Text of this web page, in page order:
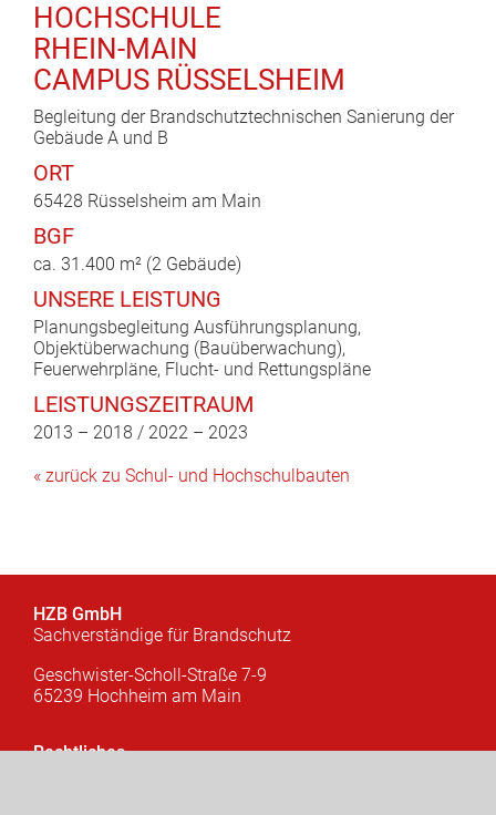
HOCHSCHULE
RHEIN-MAIN
CAMPUS RÜSSELSHEIM
Begleitung der Brandschutztechnischen Sanierung der
Gebäude A und B
ORT
65428 Rüsselsheim am Main
BGF
ca. 31.400 m² (2 Gebäude)
UNSERE LEISTUNG
Planungsbegleitung Ausführungsplanung,
Objektüberwachung (Bauüberwachung),
Feuerwehrpläne, Flucht- und Rettungspläne
LEISTUNGSZEITRAUM
2013 – 2018 / 2022 – 2023
« zurück zu Schul- und Hochschulbauten
HZB GmbH
Sachverständige für Brandschutz
Geschwister-Scholl-Straße 7-9
65239 Hochheim am Main
Rechtliches